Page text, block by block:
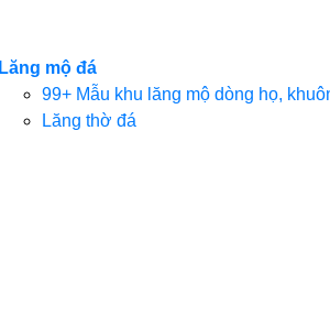
Lăng mộ đá
99+ Mẫu khu lăng mộ dòng họ,
Lăng thờ đá